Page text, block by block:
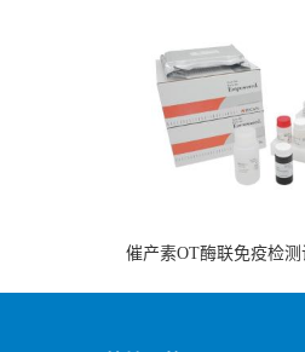
催产素OT酶联免疫检测